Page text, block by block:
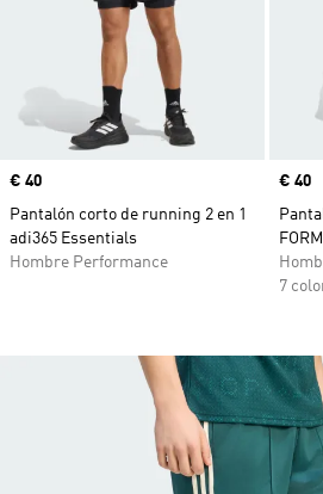
Precio
€ 40
Pantalón corto de running 2 en 1
adi365 Essentials
Hombre Performance
Precio
€ 40
7